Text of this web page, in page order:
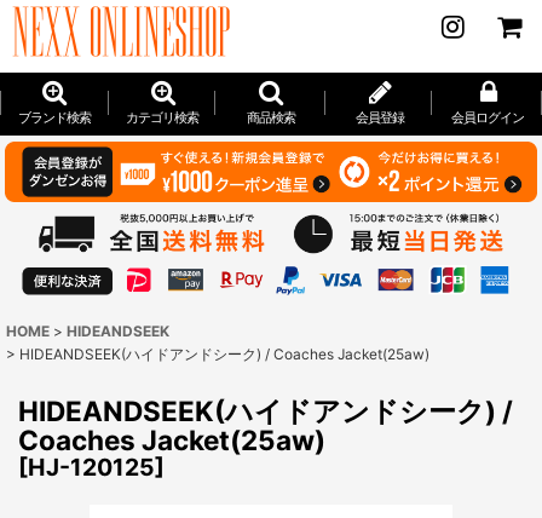
ブランド検索 カテゴリ検索 商品検索 会員登録 会員ログイン
HOME > HIDEANDSEEK
> HIDEANDSEEK(ハイドアンドシーク) / Coaches Jacket(25aw)
HIDEANDSEEK(ハイドアンドシーク) /
Coaches Jacket(25aw)
[HJ-120125]